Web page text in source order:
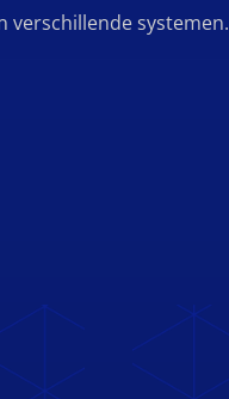
verschillende systemen.